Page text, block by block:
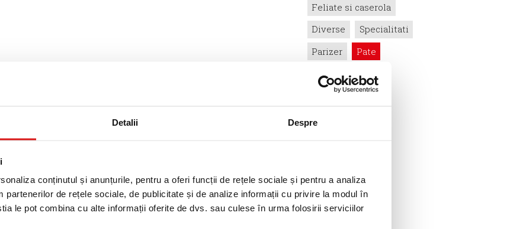
Detalii Despre
conținutul și anunțurile, pentru a oferi funcții de rețele sociale și pentru a analiza
partenerilor de rețele sociale, de publicitate și de analize informații cu privire la modul în
le pot combina cu alte informații oferite de dvs. sau culese în urma folosirii serviciilor
Primo>
Feliate si caserola
Diverse
Specialitati
Parizer
Pate
Produse uscate
Salam
Sunca